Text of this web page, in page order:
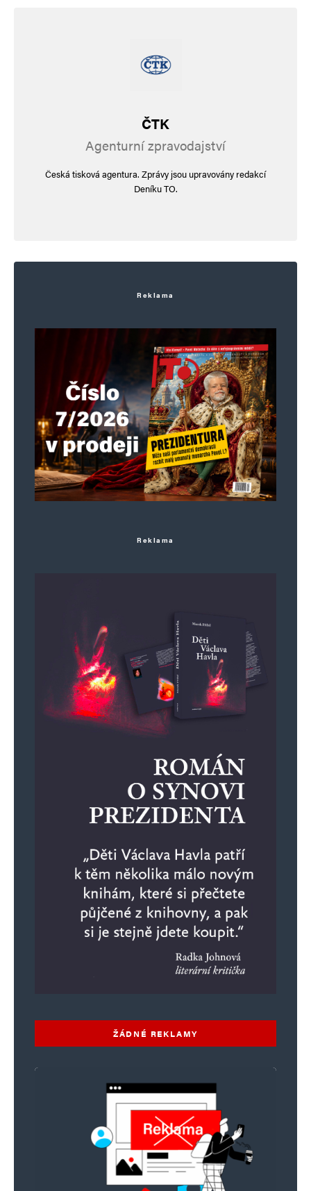
ČTK
Agenturní zpravodajství
Česká tisková agentura. Zprávy jsou upravovány redakcí
Deníku TO.
Reklama
Reklama
ŽÁDNÉ REKLAMY